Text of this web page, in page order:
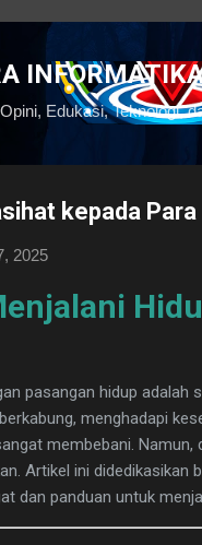
Edukasi, Teknologi,
kepada
2025
pasangan hidup adalah
menghadapi
membebani. Namun,
Artikel ini didedikasikan
dan panduan untuk